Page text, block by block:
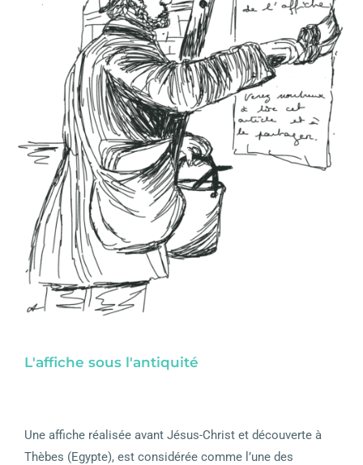
L'affiche sous l'antiquité
Une affiche réalisée avant Jésus-Christ et découverte à
Thèbes (Egypte), est considérée comme l’une des